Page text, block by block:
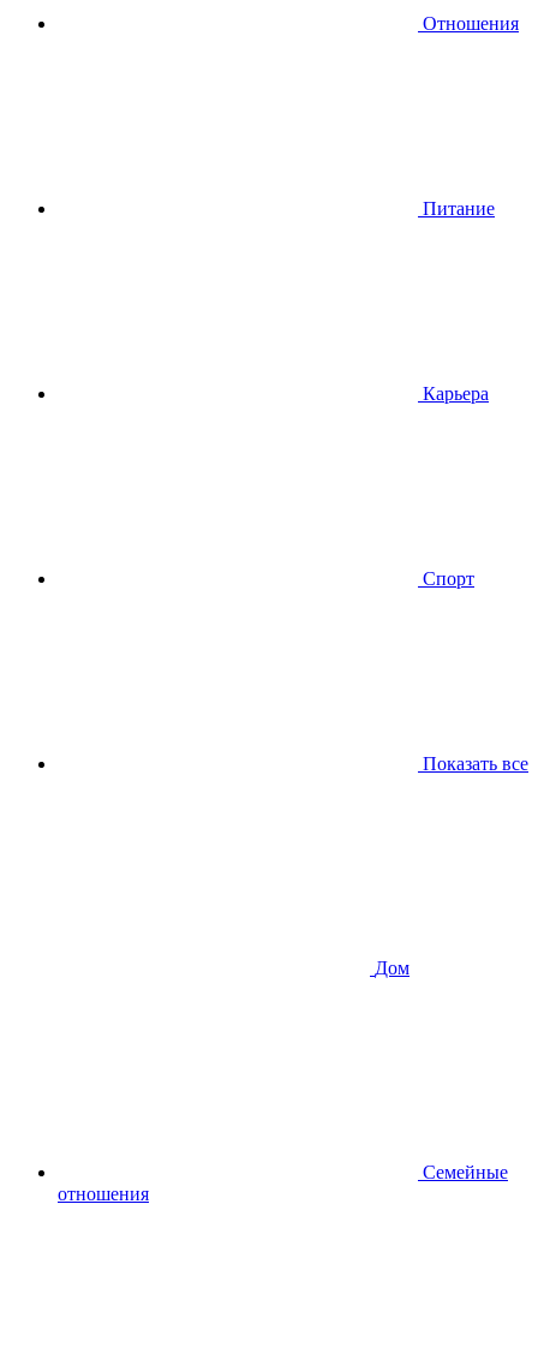
Отношения
Питание
Карьера
Спорт
Показать все
Дом
Семейные
отношения